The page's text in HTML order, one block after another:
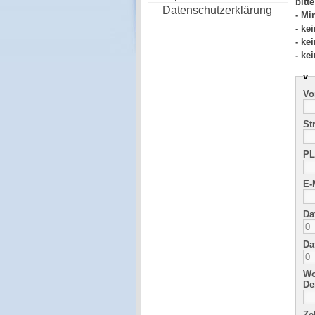
Datenschutzerklärung
-
-
-
-
v